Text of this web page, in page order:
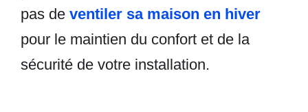
pas de ventiler sa maison en hiver
pour le maintien du confort et de la
sécurité de votre installation.